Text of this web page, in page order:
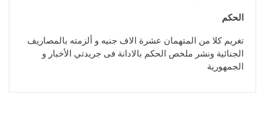
الحكم
تغريم كلا من المتهمان عشرة الاف جنيه و ألزمته بالمصاريف
الجنائية ونشر ملخص الحكم بالادانة فى جريدتي الأخبار و
الجمهورية